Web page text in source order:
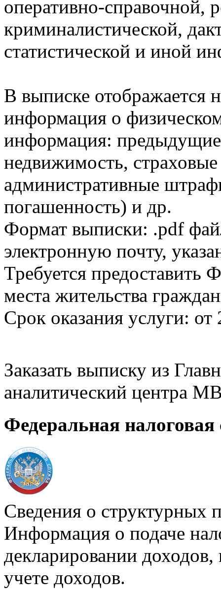
оперативно-справочной,
криминалистической,
статистической и иной
В выписке отображается
информация о
информация:
недвижимость,
административные
погашенность) и др.
Формат выписки: .pdf
электронную почту,
Требуется
места жительства
Срок оказания услуги: от
Заказать выписку из
аналитический центра
Федеральная налоговая
Сведения о структурных
Информация о подаче
декларировании доходов,
учете доходов.